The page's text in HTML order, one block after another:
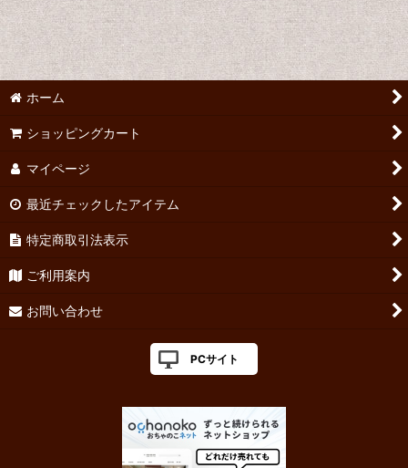
ホーム
ショッピングカート
マイページ
最近チェックしたアイテム
特定商取引法表示
ご利用案内
お問い合わせ
PCサイト